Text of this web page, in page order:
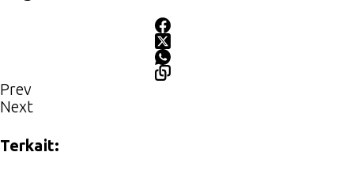
Prev
Next
Terkait: